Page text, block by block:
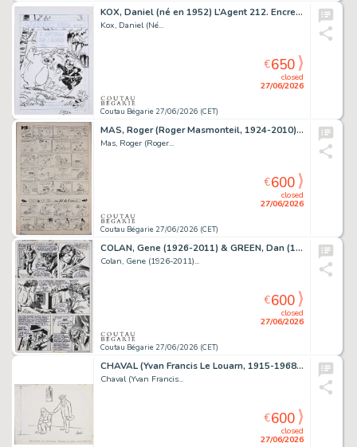
KOX, Daniel (né en 1952) L’Agent 212. Encre de Chine...
Kox, Daniel (Né...
Coutau Bégarie 27/06/2026 (CET)
closed
27/06/2026
€650
MAS, Roger (Roger Masmonteil, 1924-2010) Pif le chien…Au...
Mas, Roger (Roger...
Coutau Bégarie 27/06/2026 (CET)
closed
27/06/2026
€600
COLAN, Gene (1926-2011) & GREEN, Dan (1952-2023) Docteur...
Colan, Gene (1926-2011)...
Coutau Bégarie 27/06/2026 (CET)
closed
27/06/2026
€600
CHAVAL (Yvan Francis Le Louarn, 1915-1968) Releveur...
Chaval (Yvan Francis...
closed
27/06/2026
€600